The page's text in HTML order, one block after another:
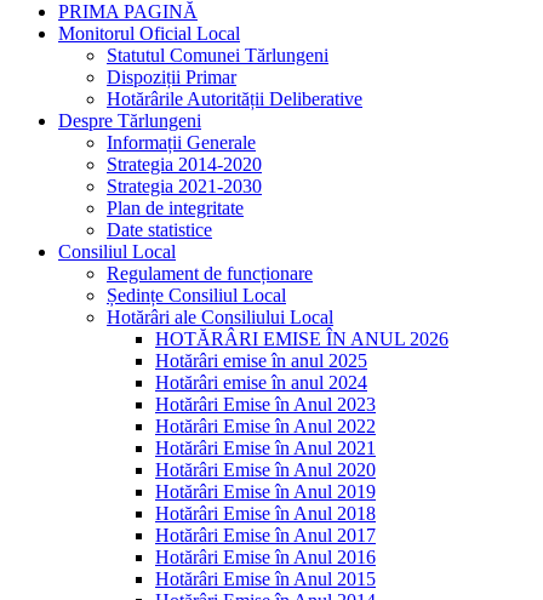
PRIMA PAGINĂ
Monitorul Oficial Local
Statutul Comunei Tărlungeni
Dispoziții Primar
Hotărârile Autorității Deliberative
Despre Tărlungeni
Informații Generale
Strategia 2014-2020
Strategia 2021-2030
Plan de integritate
Date statistice
Consiliul Local
Regulament de funcționare
Ședințe Consiliul Local
Hotărâri ale Consiliului Local
HOTĂRÂRI EMISE ÎN ANUL 2026
Hotărâri emise în anul 2025
Hotărâri emise în anul 2024
Hotărâri Emise în Anul 2023
Hotărâri Emise în Anul 2022
Hotărâri Emise în Anul 2021
Hotărâri Emise în Anul 2020
Hotărâri Emise în Anul 2019
Hotărâri Emise în Anul 2018
Hotărâri Emise în Anul 2017
Hotărâri Emise în Anul 2016
Hotărâri Emise în Anul 2015